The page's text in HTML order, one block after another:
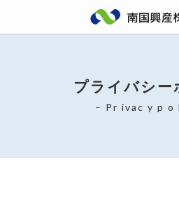
プライバシー
– Pr ivac y p o